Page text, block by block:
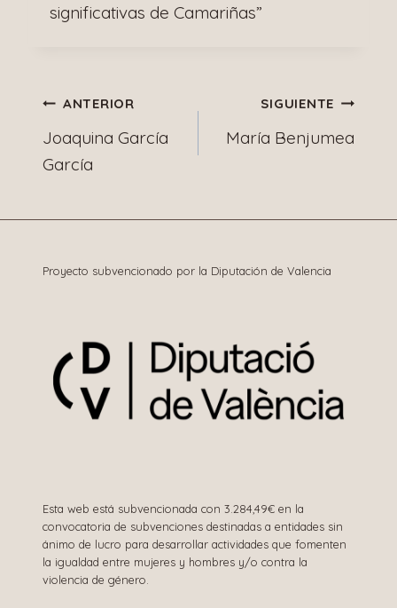
significativas de Camariñas”
Navegación
de
ANTERIOR
Joaquina García
García
SIGUIENTE
María Benjumea
Proyecto subvencionado por la Diputación de Valencia
Esta web está subvencionada con 3.284,49€ en la
convocatoria de subvenciones destinadas a entidades sin
ánimo de lucro para desarrollar actividades que fomenten
la igualdad entre mujeres y hombres y/o contra la
violencia de género.